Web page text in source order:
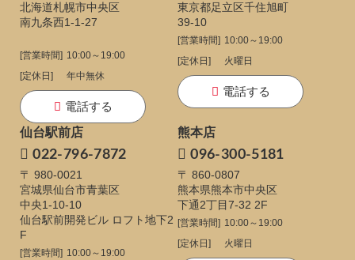
北海道札幌市中央区
南九条西1-1-27
[営業時間] 10:00～19:00
[定休日]
年中無休
電話する
東京都足立区千住旭町
39-10
[営業時間] 10:00～19:00
[定休日]
火曜日
電話する
仙台駅前店
022-796-7872
〒 980-0021
宮城県仙台市青葉区
中央1-10-10
仙台駅前開発ビル ロフト地下2
F
[営業時間] 10:00～19:00
熊本店
096-300-5181
〒 860-0807
熊本県熊本市中央区
下通2丁目7-32 2F
[営業時間] 10:00～19:00
[定休日]
火曜日